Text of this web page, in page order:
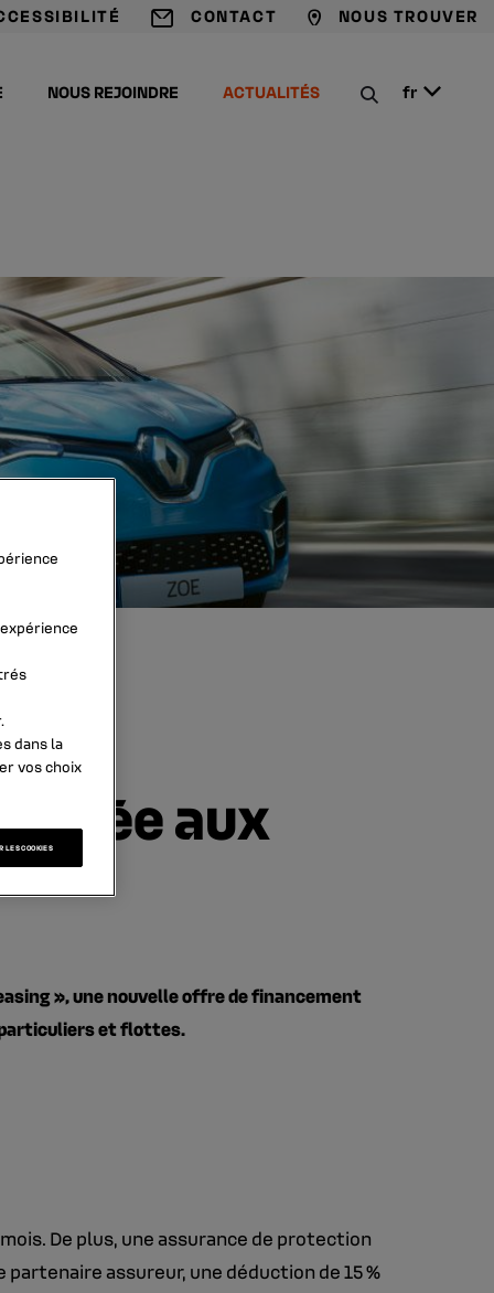
CONTACT NOUS TROUVER
NOUS REJOINDRE ACTUALITÉS fr
aux
», une nouvelle offre de financement
particuliers et flottes.
De plus, une assurance de protection
assureur, une déduction de 15 %
dans la
vos choix
LES COOKIES